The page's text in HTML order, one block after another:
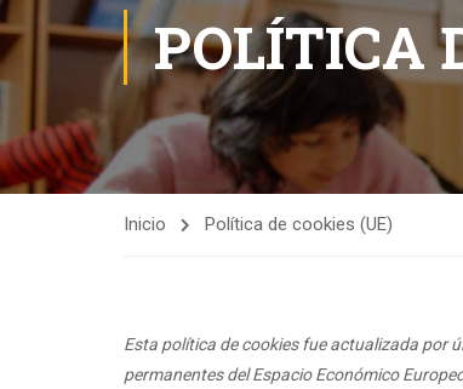
POLÍTICA
Inicio Política de cookies (UE)
Esta política de cookies fue actualizada por
permanentes del Espacio Económico